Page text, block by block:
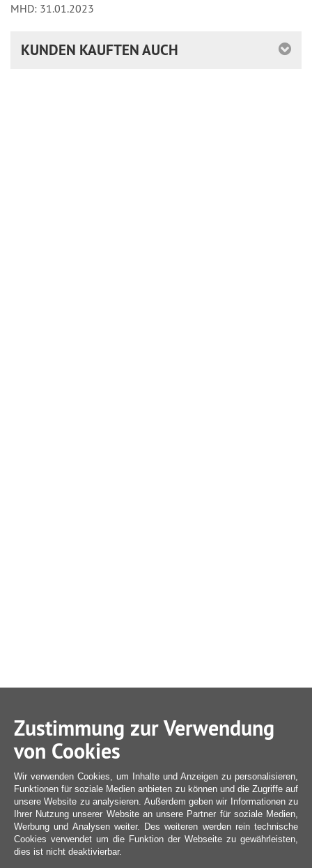
MHD: 31.01.2023
KUNDEN KAUFTEN AUCH
Zustimmung zur Verwendung
von Cookies
Wir verwenden Cookies, um Inhalte und Anzeigen zu personalisieren,
Funktionen für soziale Medien anbieten zu können und die Zugriffe auf
unsere Website zu analysieren. Außerdem geben wir Informationen zu
Ihrer Nutzung unserer Website an unsere Partner für soziale Medien,
Werbung und Analysen weiter. Des weiteren werden rein technische
Cookies verwendet um die Funktion der Webseite zu gewährleisten,
dies ist nicht deaktivierbar.